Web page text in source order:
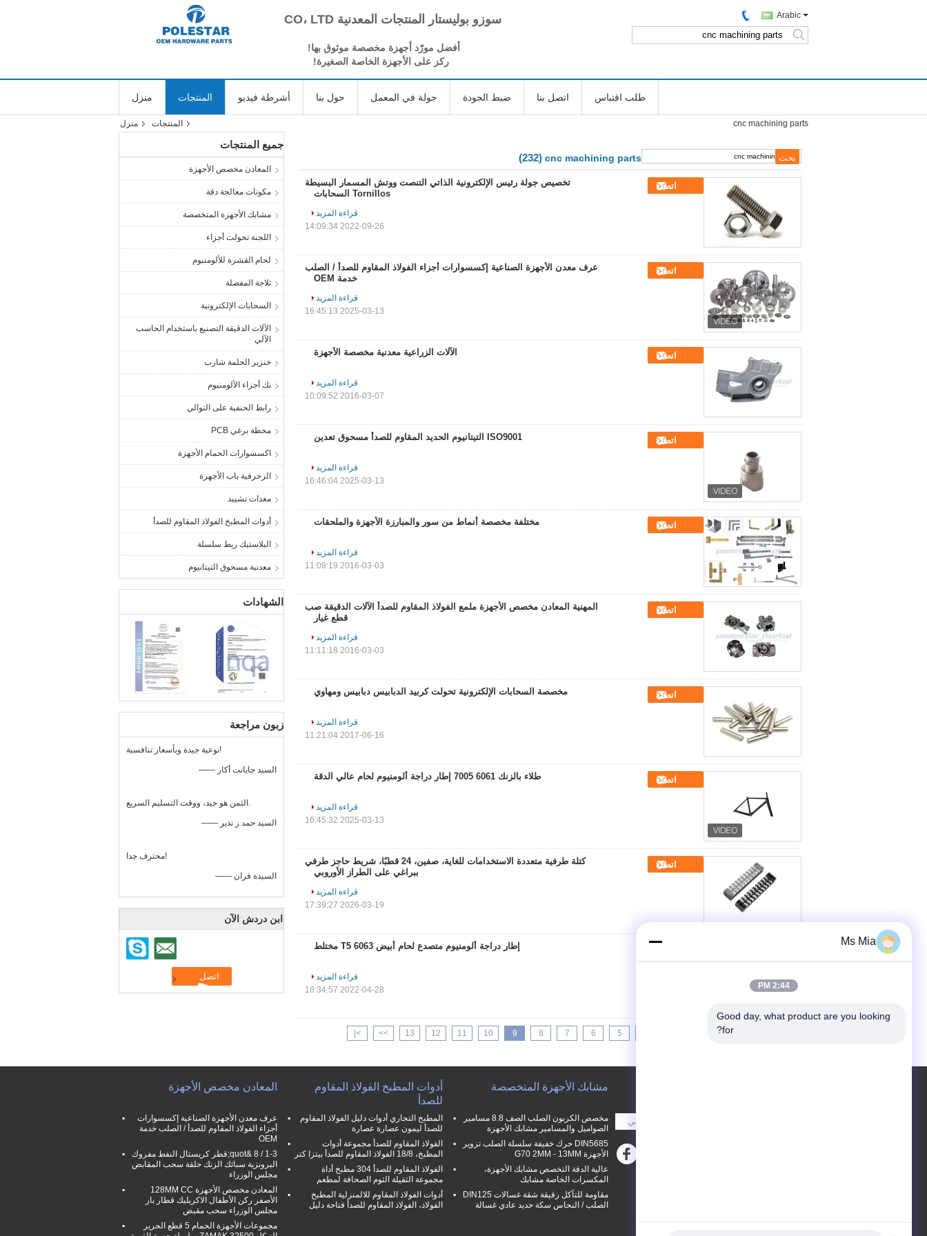
سوزو بوليستار المنتجات المعدنية CO، LTD
أفضل مورّد أجهزة مخصصة موثوق بها!
ركز على الأجهزة الخاصة الصغيرة!
Arabic
search
منزل المنتجات أشرطة فيديو حول بنا جولة في المعمل ضبط الجودة اتصل بنا طلب اقتباس
منزل المنتجات cnc machining parts
جميع المنتجات
المعادن مخصص الأجهزة
مكونات معالجة دقة
مشابك الأجهزة المتخصصة
اللجنة تحولت أجزاء
لحام القشرة للألومنيوم
ثلاجة المفصلة
السحابات الإلكترونية
الآلات الدقيقة التصنيع باستخدام الحاسب
الآلي
خنزير الحلمة شارب
نك أجزاء الألومنيوم
رابط الحنفية على التوالي
محطة برغي PCB
اكسسوارات الحمام الأجهزة
الزخرفية باب الأجهزة
معدات تشييد
أدوات المطبخ الفولاذ المقاوم للصدأ
البلاستيك ربط سلسلة
معدنية مسحوق التيتانيوم
الشهادات
زبون مراجعة
نوعية جيدة وبأسعار تنافسية!
—— السيد جايانت أكار
الثمن هو جيد، ووقت التسليم السريع.
—— السيد حمد ر نذير
محترف جدا!
—— السيدة فران
ابن دردش الآن
cnc machining parts
(232)
تخصيص جولة رئيس الإلكترونية الذاتي التنصت ووتش المسمار البسيطة
Tornillos السحابات
اتصل
قراءة المزيد
2022-09-26 14:09:34
عرف معدن الأجهزة الصناعية إكسسوارات أجزاء الفولاذ المقاوم للصدأ / الصلب
خدمة OEM
اتصل
قراءة المزيد
2025-03-13 16:45:13
الآلات الزراعية معدنية مخصصة الأجهزة اتصل
قراءة المزيد
2016-03-07 10:09:52
ISO9001 التيتانيوم الحديد المقاوم للصدأ مسحوق تعدين اتصل
قراءة المزيد
2025-03-13 16:46:04
مختلفة مخصصة أنماط من سور والمبارزة الأجهزة والملحقات اتصل
قراءة المزيد
2016-03-03 11:08:19
المهنية المعادن مخصص الأجهزة ملمع الفولاذ المقاوم للصدأ الآلات الدقيقة صب
قطع غيار
اتصل
قراءة المزيد
2016-03-03 11:11:18
مخصصة السحابات الإلكترونية تحولت كربيد الدبابيس دبابيس ومهاوي اتصل
قراءة المزيد
2017-06-16 11:21:04
طلاء بالزنك 6061 7005 إطار دراجة ألومنيوم لحام عالي الدقة اتصل
قراءة المزيد
2025-03-13 16:45:32
كتلة طرفية متعددة الاستخدامات للغاية، صفين، 24 قطبًا، شريط حاجز طرفي
ببراغي على الطراز الأوروبي
اتصل
قراءة المزيد
2026-03-19 17:39:27
إطار دراجة ألومنيوم متصدع لحام أبيض 6063 T5 مختلط
قراءة المزيد
2022-04-28 18:34:57
Page 9 of 24
5
6
7
8
9
10
11
12
13
>>
>|
المعادن مخصص الأجهزة
عرف معدن الأجهزة الصناعية إكسسوارات
أجزاء الفولاذ المقاوم للصدأ / الصلب خدمة
OEM
1-3 / 8 &quot;قطر كريستال النفط مفروك
البرونزية سبائك الزنك حلقة سحب المقابض
مجلس الوزراء
المعادن مخصص الأجهزة 128MM CC
الأصفر ركن الأطفال الاكريليك قطار بار
مجلس الوزراء سحب مقبض
مجموعات الأجهزة الحمام 5 قطع الحرير
أدوات المطبخ الفولاذ المقاوم
للصدأ
المطبخ التجاري أدوات دليل الفولاذ المقاوم
للصدأ ليمون عصارة عصارة
الفولاذ المقاوم للصدأ مجموعة أدوات
المطبخ، 18/8 الفولاذ المقاوم للصدأ بيتزا كتر
الفولاذ المقاوم للصدأ 304 مطبخ أداة
مجموعة الثقيلة الثوم الصحافة لمطعم
أدوات الفولاذ المقاوم للالمنزلية المطبخ
الفولاذ، الفولاذ المقاوم للصدأ فتاحة دليل
مشابك الأجهزة المتخصصة
مخصص الكربون الصلب الصف 8.8 مسامير
الصواميل والمسامير مشابك الأجهزة
DIN5685 حرك خفيفة سلسلة الصلب تزوير
الأجهزة G70 2MM - 13MM
عالية الدقة التخصص مشابك الأجهزة،
المكسرات الخاصة مشابك
مقاومة للتآكل رقيقة شقة غسالات DIN125
الصلب / النحاس سكة حديد عادي غسالة
Ms Mia
2:44 PM
Good day, what product are you looking
for?